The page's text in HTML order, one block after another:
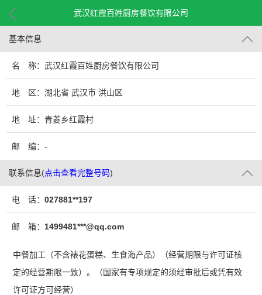
武汉红霞百姓厨房餐饮有限公司
基本信息
名 称：武汉红霞百姓厨房餐饮有限公司
地 区：湖北省 武汉市 洪山区
地 址：青菱乡红霞村
邮 编：-
联系信息(点击查看完整号码)
电 话： 027881**197
邮 箱： 1499481***@qq.com
中餐加工（不含裱花蛋糕、生食海产品）（经营期限与许可证核
定的经营期限一致）。（国家有专项规定的须经审批后或凭有效
许可证方可经营）